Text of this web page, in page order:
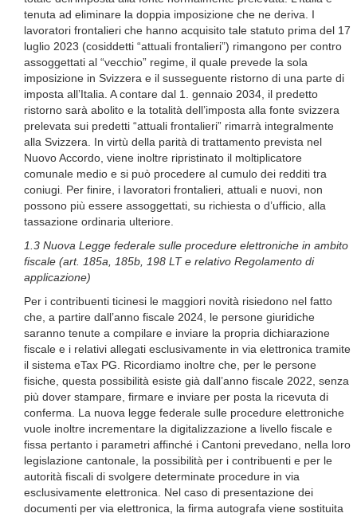
tenuta ad eliminare la doppia imposizione che ne deriva. I
lavoratori frontalieri che hanno acquisito tale statuto prima del 17
luglio 2023 (cosiddetti “attuali frontalieri”) rimangono per contro
assoggettati al “vecchio” regime, il quale prevede la sola
imposizione in Svizzera e il susseguente ristorno di una parte di
imposta all’Italia. A contare dal 1. gennaio 2034, il predetto
ristorno sarà abolito e la totalità dell’imposta alla fonte svizzera
prelevata sui predetti “attuali frontalieri” rimarrà integralmente
alla Svizzera. In virtù della parità di trattamento prevista nel
Nuovo Accordo, viene inoltre ripristinato il moltiplicatore
comunale medio e si può procedere al cumulo dei redditi tra
coniugi. Per finire, i lavoratori frontalieri, attuali e nuovi, non
possono più essere assoggettati, su richiesta o d’ufficio, alla
tassazione ordinaria ulteriore.
1.3 Nuova Legge federale sulle procedure elettroniche in ambito
fiscale (art. 185a, 185b, 198 LT e relativo Regolamento di
applicazione)
Per i contribuenti ticinesi le maggiori novità risiedono nel fatto
che, a partire dall’anno fiscale 2024, le persone giuridiche
saranno tenute a compilare e inviare la propria dichiarazione
fiscale e i relativi allegati esclusivamente in via elettronica tramite
il sistema eTax PG. Ricordiamo inoltre che, per le persone
fisiche, questa possibilità esiste già dall’anno fiscale 2022, senza
più dover stampare, firmare e inviare per posta la ricevuta di
conferma. La nuova legge federale sulle procedure elettroniche
vuole inoltre incrementare la digitalizzazione a livello fiscale e
fissa pertanto i parametri affinché i Cantoni prevedano, nella loro
legislazione cantonale, la possibilità per i contribuenti e per le
autorità fiscali di svolgere determinate procedure in via
esclusivamente elettronica. Nel caso di presentazione dei
documenti per via elettronica, la firma autografa viene sostituita